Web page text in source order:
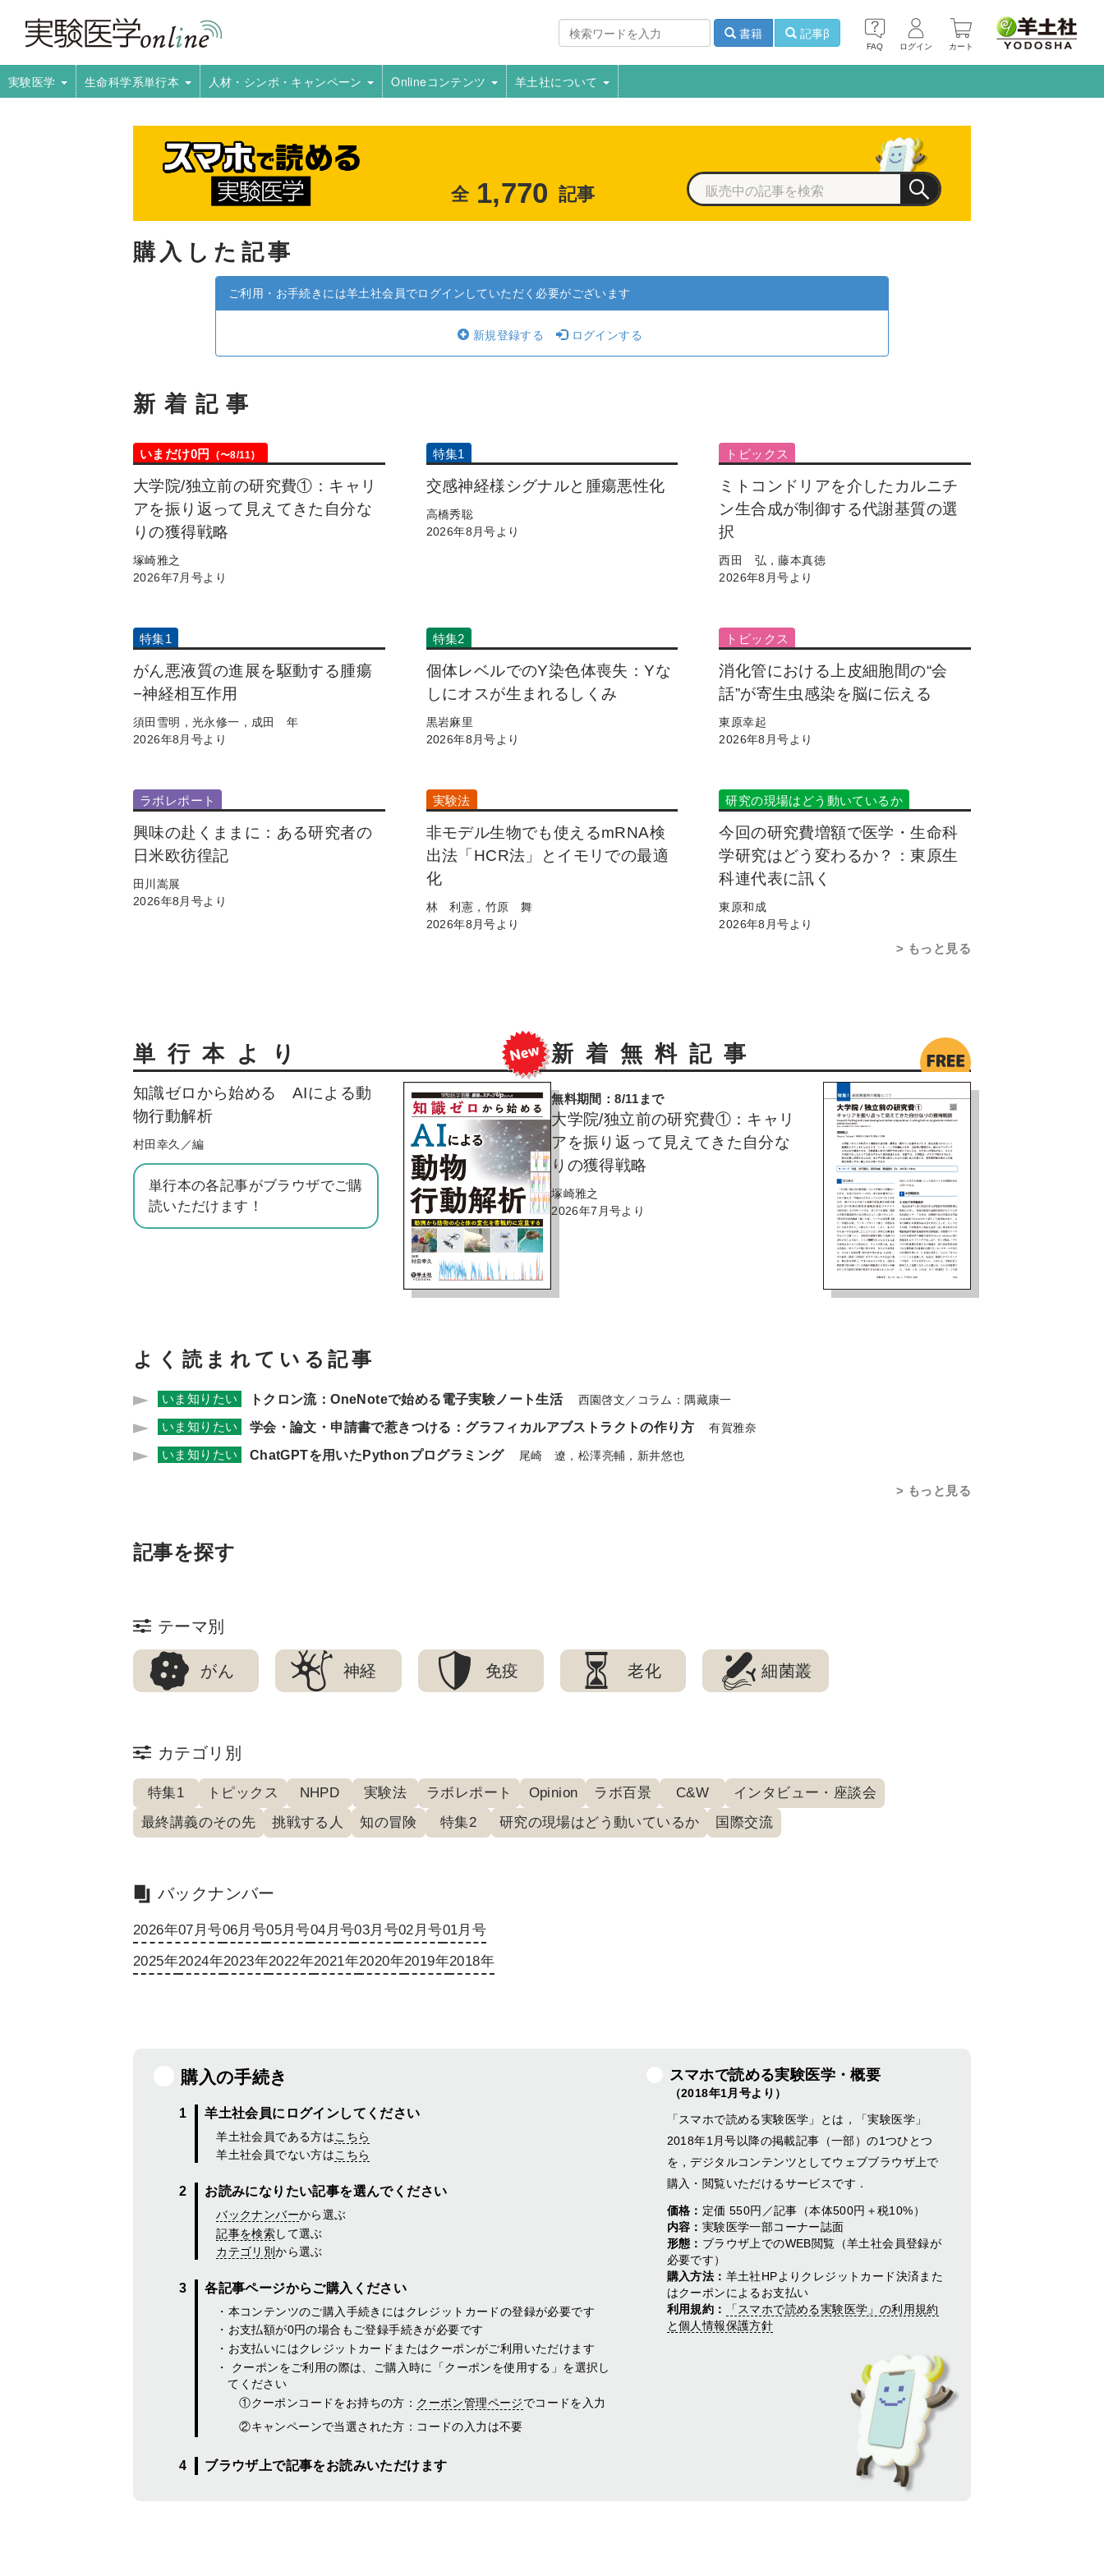
FAQ ログイン カート
書籍 記事β
実験医学 生命科学系単行本 人材・シンポ・キャンペーン Onlineコンテンツ 羊土社について
全 1,770 記事
購入した記事
ご利用・お手続きには羊土社会員でログインしていただく必要がございます
新規登録する ログインする
新着記事
いまだけ0円 (〜8/11)
大学院/独立前の研究費①：キャリ
アを振り返って見えてきた自分な
りの獲得戦略
塚崎雅之
2026年7月号より
特集1
交感神経様シグナルと腫瘍悪性化
高橋秀聡
2026年8月号より
トピックス
ミトコンドリアを介したカルニチ
ン生合成が制御する代謝基質の選
択
西田 弘，藤本真徳
2026年8月号より
特集1
がん悪液質の進展を駆動する腫瘍
−神経相互作用
須田雪明，光永修一，成田 年
2026年8月号より
特集2
個体レベルでのY染色体喪失：Yな
しにオスが生まれるしくみ
黒岩麻里
2026年8月号より
トピックス
消化管における上皮細胞間の“会
話”が寄生虫感染を脳に伝える
東原幸起
2026年8月号より
ラボレポート
興味の赴くままに：ある研究者の
日米欧彷徨記
田川嵩展
2026年8月号より
実験法
非モデル生物でも使えるmRNA検
出法「HCR法」とイモリでの最適
化
林 利憲，竹原 舞
2026年8月号より
研究の現場はどう動いているか
今回の研究費増額で医学・生命科
学研究はどう変わるか？：東原生
科連代表に訊く
東原和成
2026年8月号より
もっと見る
単行本より
知識ゼロから始める AIによる動
物行動解析
村田幸久／編
単行本の各記事がブラウザでご購
読いただけます！
新着無料記事
無料期間：8/11まで
大学院/独立前の研究費①：キャリ
アを振り返って見えてきた自分な
りの獲得戦略
塚崎雅之
2026年7月号より
よく読まれている記事
いま知りたい トクロン流：OneNoteで始める電子実験ノート生活 西園啓文／コラム：隅藏康一
いま知りたい 学会・論文・申請書で惹きつける：グラフィカルアブストラクトの作り方 有賀雅奈
いま知りたい ChatGPTを用いたPythonプログラミング 尾崎 遼，松澤亮輔，新井悠也
もっと見る
記事を探す
テーマ別
がん 神経 免疫 老化 細菌叢
カテゴリ別
特集1 トピックス NHPD 実験法 ラボレポート Opinion ラボ百景 C&W
インタビュー・座談会
最終講義のその先
挑戦する人 知の冒険 特集2 研究の現場はどう動いているか 国際交流
バックナンバー
2026年07月号06月号05月号04月号03月号02月号01月号
2025年2024年2023年2022年2021年2020年2019年2018年
購入の手続き
羊土社会員にログインしてください
羊土社会員である方はこちら
羊土社会員でない方はこちら
お読みになりたい記事を選んでください
バックナンバーから選ぶ
記事を検索して選ぶ
カテゴリ別から選ぶ
各記事ページからご購入ください
本コンテンツのご購入手続きにはクレジットカードの登録が必要です
お支払額が0円の場合もご登録手続きが必要です
お支払いにはクレジットカードまたはクーポンがご利用いただけます
クーポンをご利用の際は、ご購入時に「クーポンを使用する」を選択し
てください
①クーポンコードをお持ちの方： クーポン管理ページでコードを入力
②キャンペーンで当選された方：コードの入力は不要
ブラウザ上で記事をお読みいただけます
スマホで読める実験医学・概要
（2018年1月号より）
「スマホで読める実験医学」とは，「実験医学」
2018年1月号以降の掲載記事（一部）の1つひとつ
を，デジタルコンテンツとしてウェブブラウザ上で
購入・閲覧いただけるサービスです．
価格： 定価 550円／記事（本体500円＋税10%）
内容： 実験医学一部コーナー誌面
形態： ブラウザ上でのWEB閲覧（羊土社会員登録が
必要です）
購入方法： 羊土社HPよりクレジットカード決済また
はクーポンによるお支払い
利用規約：
「スマホで読める実験医学」の利用規約
と個人情報保護方針